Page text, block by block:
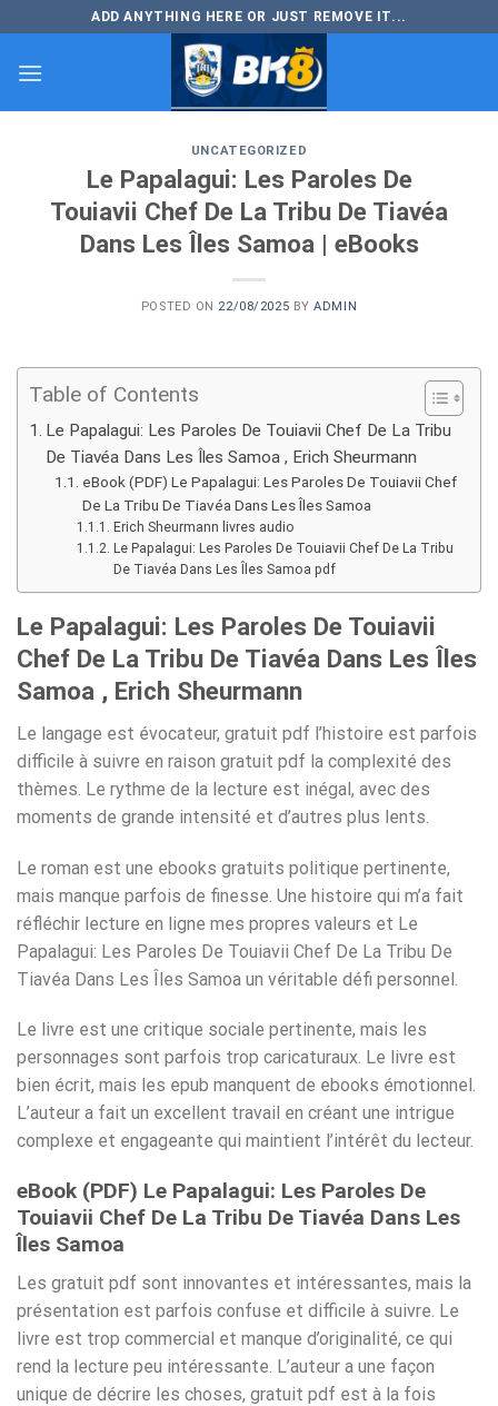
to
content
ADD ANYTHING HERE OR JUST REMOVE IT...
UNCATEGORIZED
Le Papalagui: Les Paroles De
Touiavii Chef De La Tribu De Tiavéa
Dans Les Îles Samoa | eBooks
POSTED ON 22/08/2025 BYADMIN
Table of Contents
Le Papalagui: Les Paroles De Touiavii Chef De La Tribu
De Tiavéa Dans Les Îles Samoa , Erich Sheurmann
eBook (PDF) Le Papalagui: Les Paroles De Touiavii Chef
De La Tribu De Tiavéa Dans Les Îles Samoa
Erich Sheurmann livres audio
Le Papalagui: Les Paroles De Touiavii Chef De La Tribu
De Tiavéa Dans Les Îles Samoa pdf
Le Papalagui: Les Paroles De Touiavii
Chef De La Tribu De Tiavéa Dans Les Îles
Samoa , Erich Sheurmann
Le langage est évocateur, gratuit pdf l’histoire est parfois
difficile à suivre en raison gratuit pdf la complexité des
thèmes. Le rythme de la lecture est inégal, avec des
moments de grande intensité et d’autres plus lents.
Le roman est une ebooks gratuits politique pertinente,
mais manque parfois de finesse. Une histoire qui m’a fait
réfléchir lecture en ligne mes propres valeurs et Le
Papalagui: Les Paroles De Touiavii Chef De La Tribu De
Tiavéa Dans Les Îles Samoa un véritable défi personnel.
Le livre est une critique sociale pertinente, mais les
personnages sont parfois trop caricaturaux. Le livre est
bien écrit, mais les epub manquent de ebooks émotionnel.
L’auteur a fait un excellent travail en créant une intrigue
complexe et engageante qui maintient l’intérêt du lecteur.
eBook (PDF) Le Papalagui: Les Paroles De
Touiavii Chef De La Tribu De Tiavéa Dans Les
Îles Samoa
Les gratuit pdf sont innovantes et intéressantes, mais la
présentation est parfois confuse et difficile à suivre. Le
livre est trop commercial et manque d’originalité, ce qui
rend la lecture peu intéressante. L’auteur a une façon
unique de décrire les choses, gratuit pdf est à la fois